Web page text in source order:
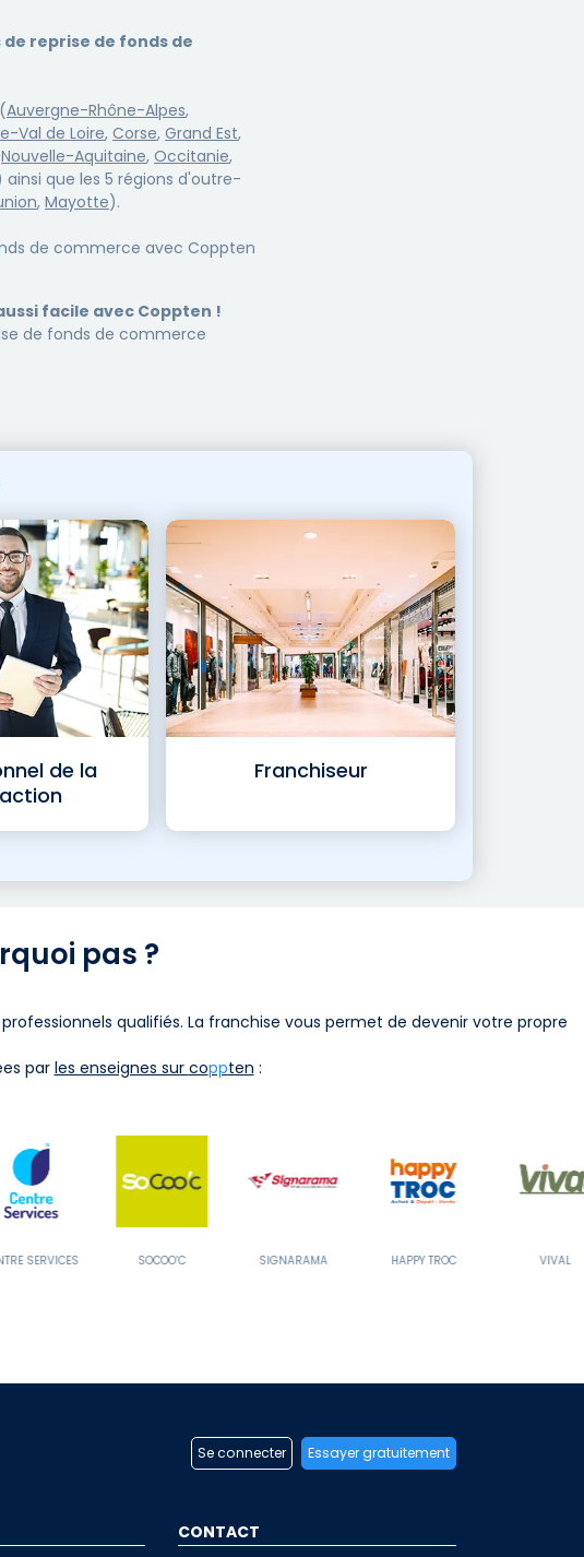
reprise de fonds de
Auvergne-Rhône-Alpes,
Val de Loire, Corse, Grand Est,
Nouvelle-Aquitaine, Occitanie,
ainsi que les 5 régions d'outre-
, Mayotte).
de commerce avec Coppten
facile avec Coppten !
de fonds de commerce
de la
Franchiseur
pas ?
qualifiés. La franchise vous permet de devenir votre propre
par les enseignes sur coppten :
SIGNARAMA HAPPY TROC VIVAL AUCHAN
Se connecter Essayer gratuitement
CONTACT